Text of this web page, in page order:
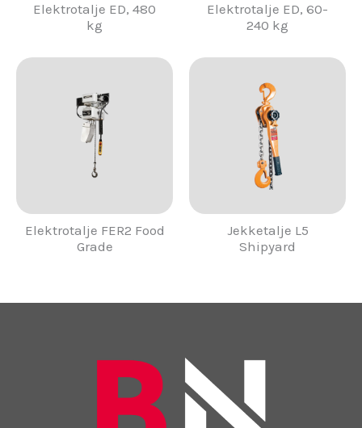
Elektrotalje ED, 480
kg
Elektrotalje ED, 60-
240 kg
Elektrotalje FER2 Food
Grade
Jekketalje L5
Shipyard